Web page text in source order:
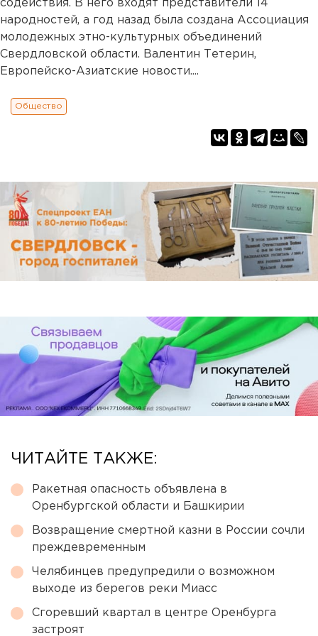
содействия. В него входят представители 14
народностей, а год назад была создана Ассоциация
молодежных этно-культурных объединений
Свердловской области. Валентин Тетерин,
Европейско-Азиатские новости....
Общество
ЧИТАЙТЕ ТАКЖЕ:
Ракетная опасность объявлена в
Оренбургской области и Башкирии
Возвращение смертной казни в России сочли
преждевременным
Челябинцев предупредили о возможном
выходе из берегов реки Миасс
Сгоревший квартал в центре Оренбурга
застроят